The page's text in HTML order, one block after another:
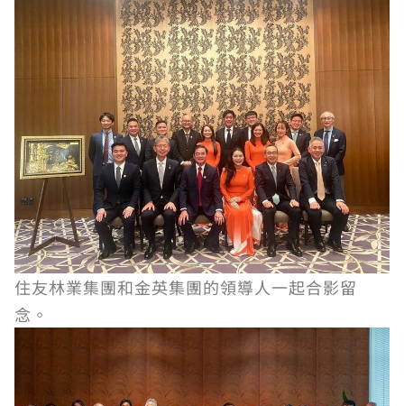
住友林業集團和金英集團的領導人一起合影留
念。